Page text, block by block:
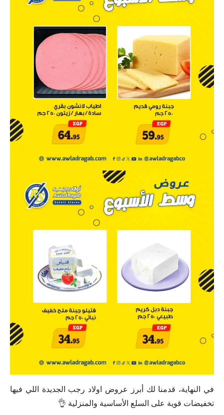
في النهاية، قدمنا لك أبرز عروض اولاد رجب الجديدة اللي فيها
تخفيضات قوية على السلع الأساسية والمنزلية 👌